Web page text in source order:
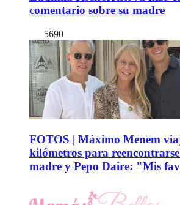
comentario sobre su madre
5690
FOTOS | Máximo Menem
kilómetros para
madre y Pepo Daire: "Mis